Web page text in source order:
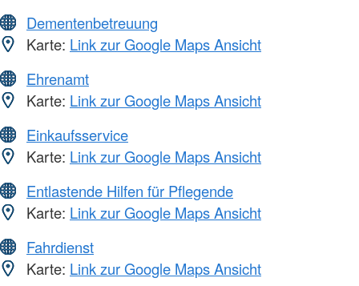
Dementenbetreuung
Karte: Link zur Google Maps Ansicht
Ehrenamt
Karte: Link zur Google Maps Ansicht
Einkaufsservice
Karte: Link zur Google Maps Ansicht
Entlastende Hilfen für Pflegende
Karte: Link zur Google Maps Ansicht
Fahrdienst
Karte: Link zur Google Maps Ansicht